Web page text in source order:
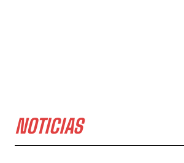
NOTICIAS